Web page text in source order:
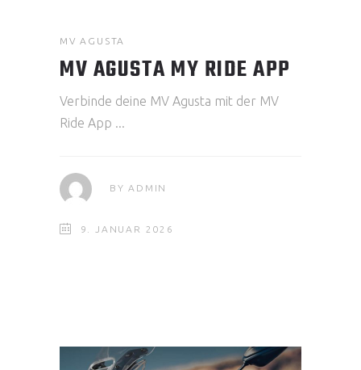
MV AGUSTA
MV AGUSTA MY RIDE APP
Verbinde deine MV Agusta mit der MV
Ride App
BYADMIN
9. JANUAR 2026